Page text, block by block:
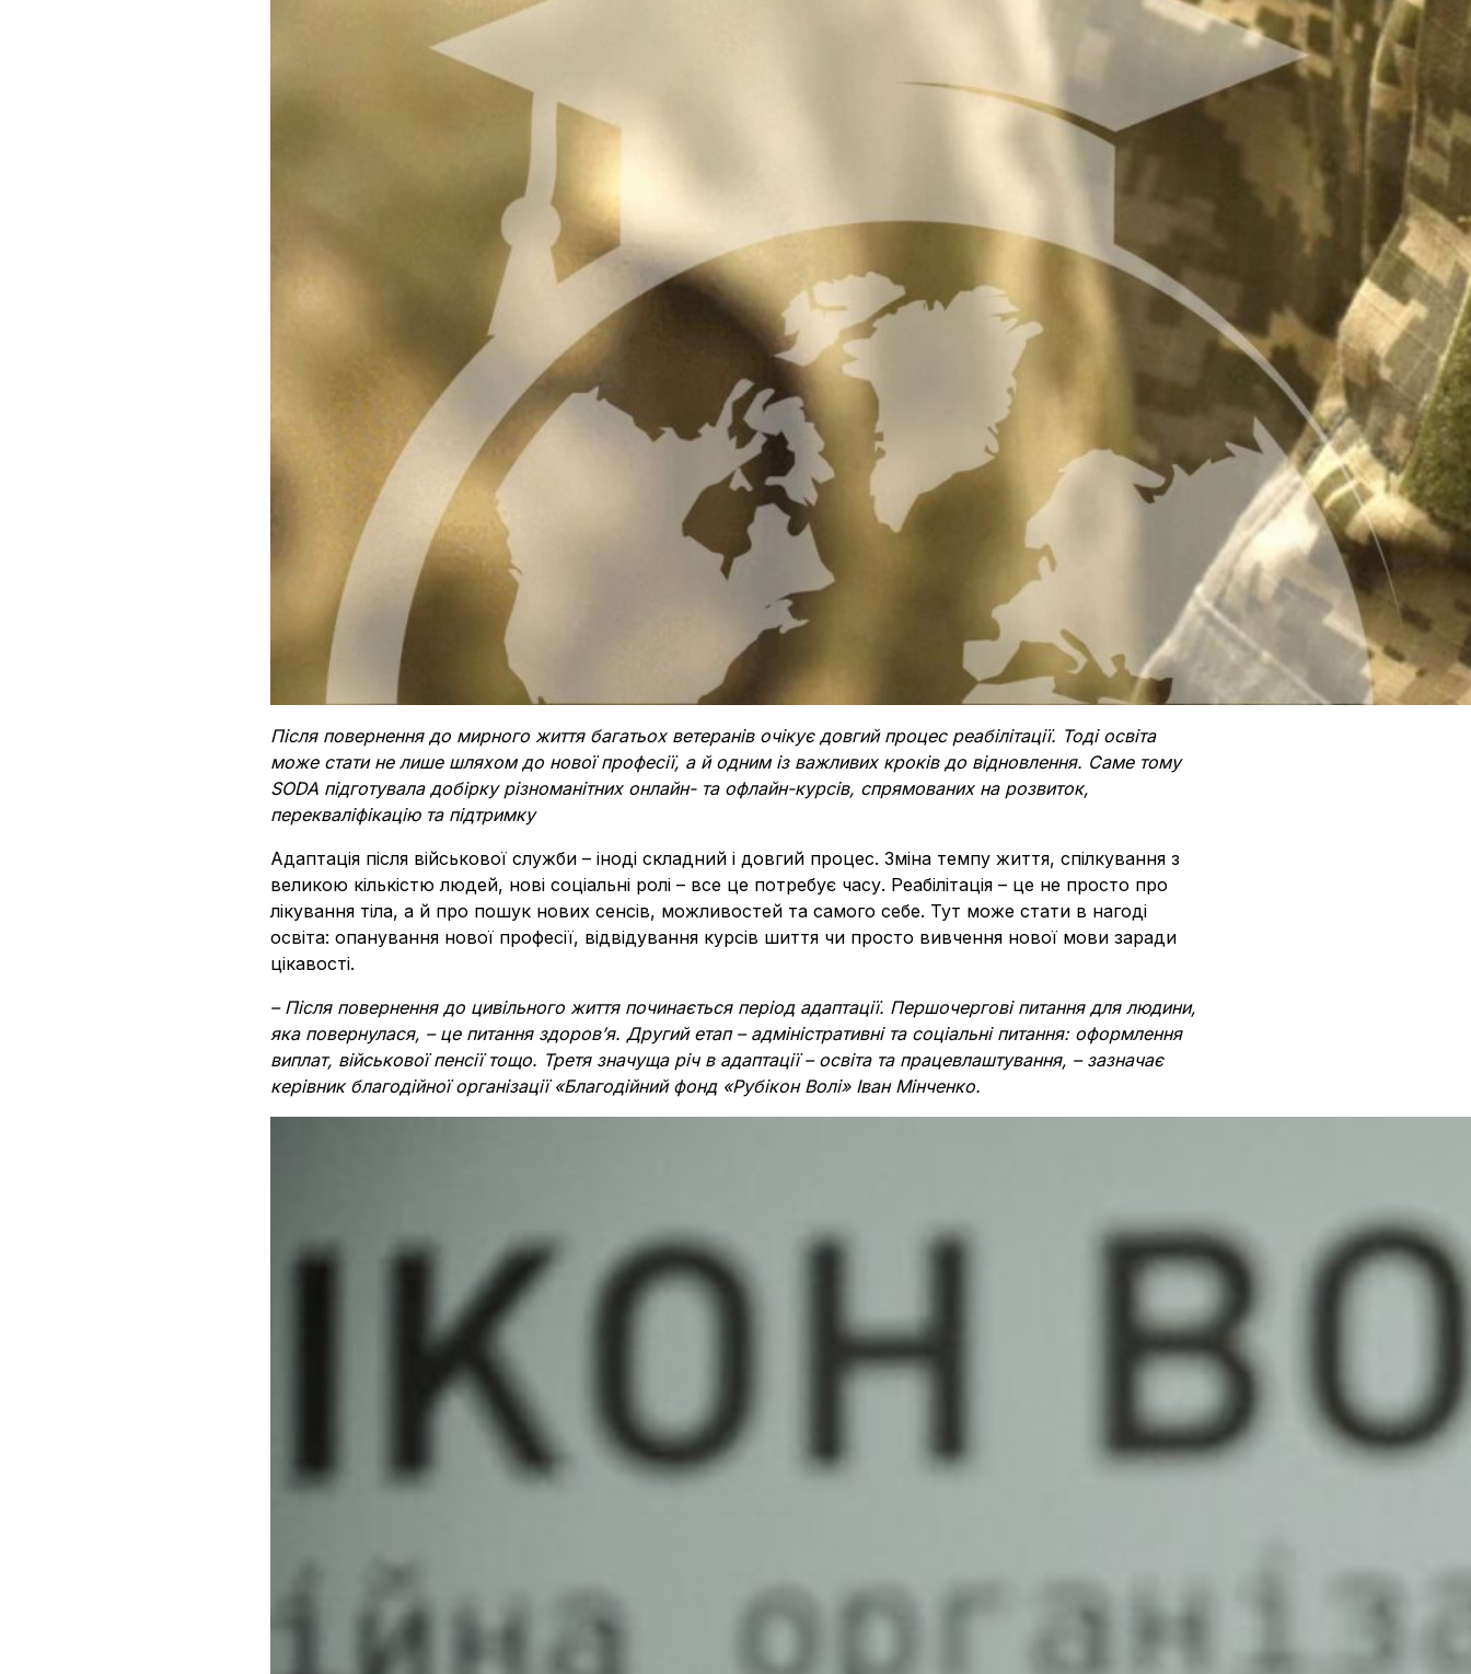
Після повернення до мирного життя багатьох ветеранів очікує довгий процес реабілітації. Тоді освіта
може стати не лише шляхом до нової професії, а й одним із важливих кроків до відновлення. Саме тому
SODA підготувала добірку різноманітних онлайн- та офлайн-курсів, спрямованих на розвиток,
перекваліфікацію та підтримку
Адаптація після військової служби – іноді складний і довгий процес. Зміна темпу життя, спілкування з
великою кількістю людей, нові соціальні ролі – все це потребує часу. Реабілітація – це не просто про
лікування тіла, а й про пошук нових сенсів, можливостей та самого себе. Тут може стати в нагоді
освіта: опанування нової професії, відвідування курсів шиття чи просто вивчення нової мови заради
цікавості.
– Після повернення до цивільного життя починається період адаптації. Першочергові питання для людини,
яка повернулася, – це питання здоров’я. Другий етап – адміністративні та соціальні питання: оформлення
виплат, військової пенсії тощо. Третя значуща річ в адаптації – освіта та працевлаштування, – зазначає
керівник благодійної організації «Благодійний фонд «Рубікон Волі» Іван Мінченко.